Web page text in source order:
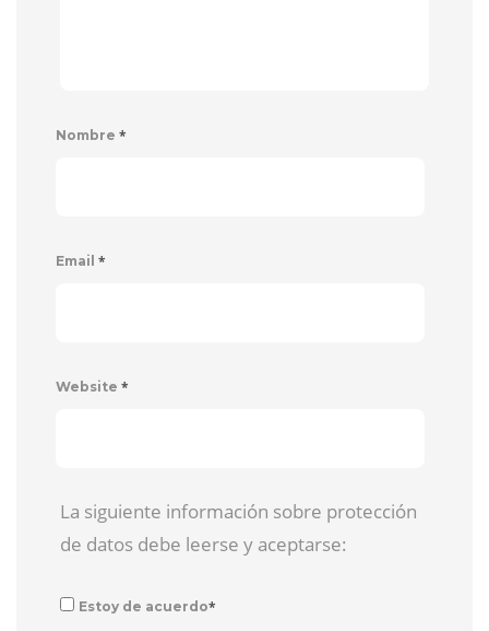
Nombre *
Email *
Website *
La siguiente información sobre protección
de datos debe leerse y aceptarse:
Estoy de acuerdo*